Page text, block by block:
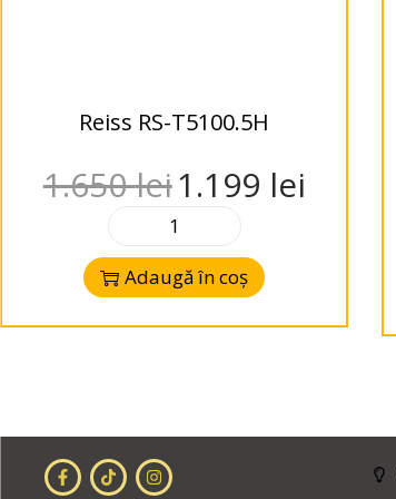
Reiss RS-T5100.5H
1.650lei1.199 lei
Adaugă în coș